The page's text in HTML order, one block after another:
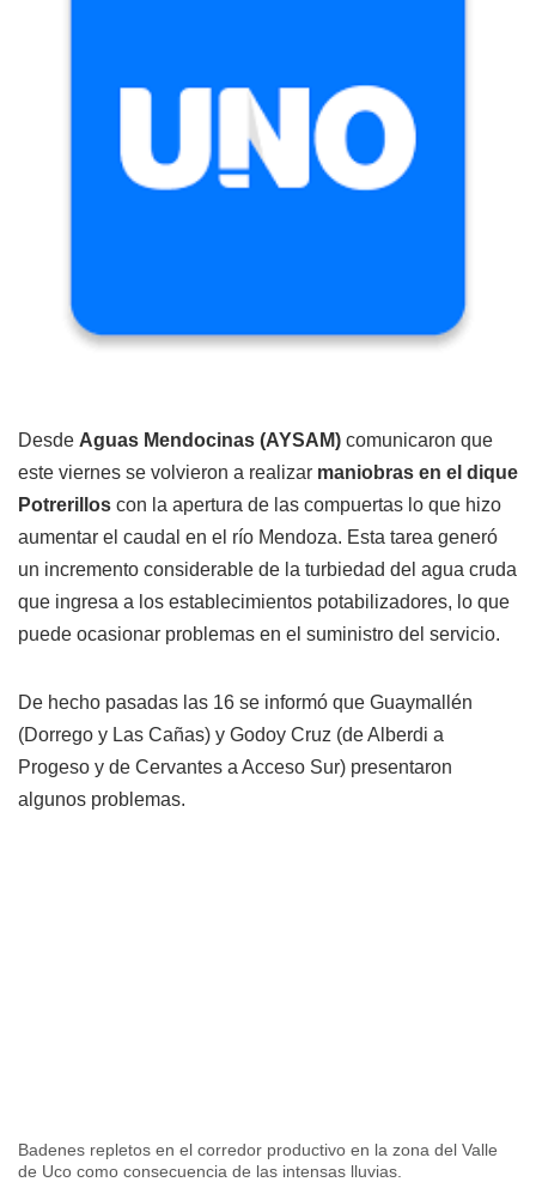
Desde Aguas Mendocinas (AYSAM) comunicaron que
este viernes se volvieron a realizar maniobras en el dique
Potrerillos con la apertura de las compuertas lo que hizo
aumentar el caudal en el río Mendoza. Esta tarea generó
un incremento considerable de la turbiedad del agua cruda
que ingresa a los establecimientos potabilizadores, lo que
puede ocasionar problemas en el suministro del servicio.
De hecho pasadas las 16 se informó que Guaymallén
(Dorrego y Las Cañas) y Godoy Cruz (de Alberdi a
Progeso y de Cervantes a Acceso Sur) presentaron
algunos problemas.
Badenes repletos en el corredor productivo en la zona del Valle
de Uco como consecuencia de las intensas lluvias.